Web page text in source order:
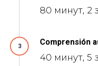
80 минут, 2
3 Comprensión
40 минут, 5